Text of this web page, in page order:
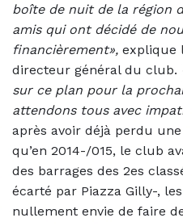
boîte de nuit de la région
amis qui ont décidé de
financièrement», explique
directeur général du club.
sur ce plan pour la
attendons tous avec
après avoir déjà perdu
qu’en 2014-/015, le club
des barrages des 2es
écarté par Piazza Gilly-,
nullement envie de faire